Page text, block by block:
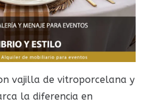
vajilla de vitroporcelana y
la diferencia en